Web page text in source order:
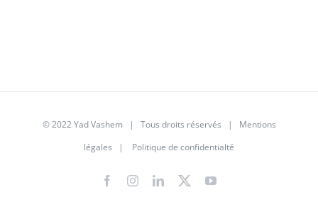
© 2022 Yad Vashem | Tous droits réservés | Mentions
légales | Politique de confidentialté
FacebookInstagramLinkedIn
X YouTube